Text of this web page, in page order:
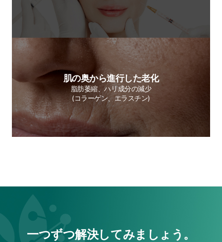
肌の奥から進行した老化
脂肪萎縮、ハリ成分の減少
(コラーゲン、エラスチン)
一つずつ解決してみましょう。